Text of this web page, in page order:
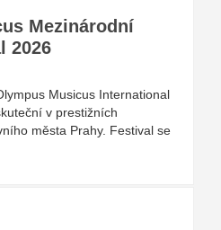
Mezinárodní
2026
Musicus International
v prestižních
města Prahy. Festival se